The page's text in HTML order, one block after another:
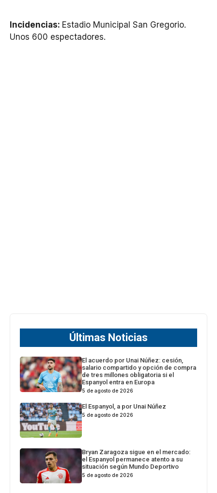
Incidencias: Estadio Municipal San Gregorio.
Unos 600 espectadores.
Últimas Noticias
El acuerdo por Unai Núñez: cesión,
salario compartido y opción de compra
de tres millones obligatoria si el
Espanyol entra en Europa
5 de agosto de 2026
El Espanyol, a por Unai Núñez
5 de agosto de 2026
Bryan Zaragoza sigue en el mercado:
el Espanyol permanece atento a su
situación según Mundo Deportivo
5 de agosto de 2026